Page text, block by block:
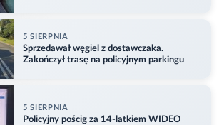
5 SIERPNIA
Sprzedawał węgiel z dostawczaka.
Zakończył trasę na policyjnym parkingu
5 SIERPNIA
Policyjny pościg za 14-latkiem WIDEO